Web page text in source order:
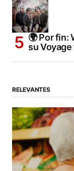
🌍 Por fin:
su
RELEVANTES